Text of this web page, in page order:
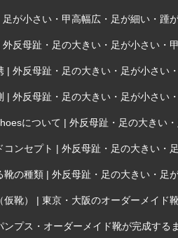
が小さい・甲高幅広・足が細い・踵
外反母趾・足の大きい・足が小さい・
| 外反母趾・足の大きい・足が小さい
| 外反母趾・足の大きい・足が小さい
について | 外反母趾・足の大きい
コンセプト | 外反母趾・足の大きい
靴の種類 | 外反母趾・足の大きい・
仮靴） | 東京・大阪のオーダーメイ
ンプス・オーダーメイド靴が完成す